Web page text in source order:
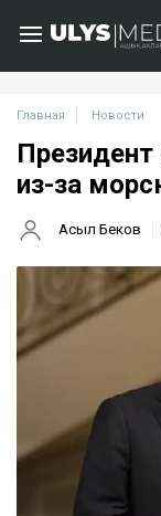
Главная Новости
из-за
Асыл Беков